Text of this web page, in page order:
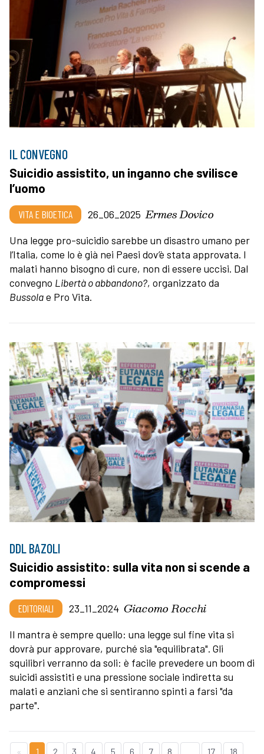
IL CONVEGNO
Suicidio assistito, un inganno che svilisce
l’uomo
VITA E BIOETICA 26_06_2025 Ermes Dovico
Una legge pro-suicidio sarebbe un disastro umano per
l’Italia, come lo è già nei Paesi dov’è stata approvata. I
malati hanno bisogno di cure, non di essere uccisi. Dal
convegno Libertà o abbandono?, organizzato da
Bussolae Pro Vita.
DDL BAZOLI
Suicidio assistito: sulla vita non si scende a
compromessi
EDITORIALI 23_11_2024 Giacomo Rocchi
Il mantra è sempre quello: una legge sul fine vita si
dovrà pur approvare, purché sia "equilibrata". Gli
squilibri verranno da soli: è facile prevedere un boom di
suicidi assistiti e una pressione sociale indiretta su
malati e anziani che si sentiranno spinti a farsi "da
parte".
« 1 2 3 4 5 6 7 8 17 18